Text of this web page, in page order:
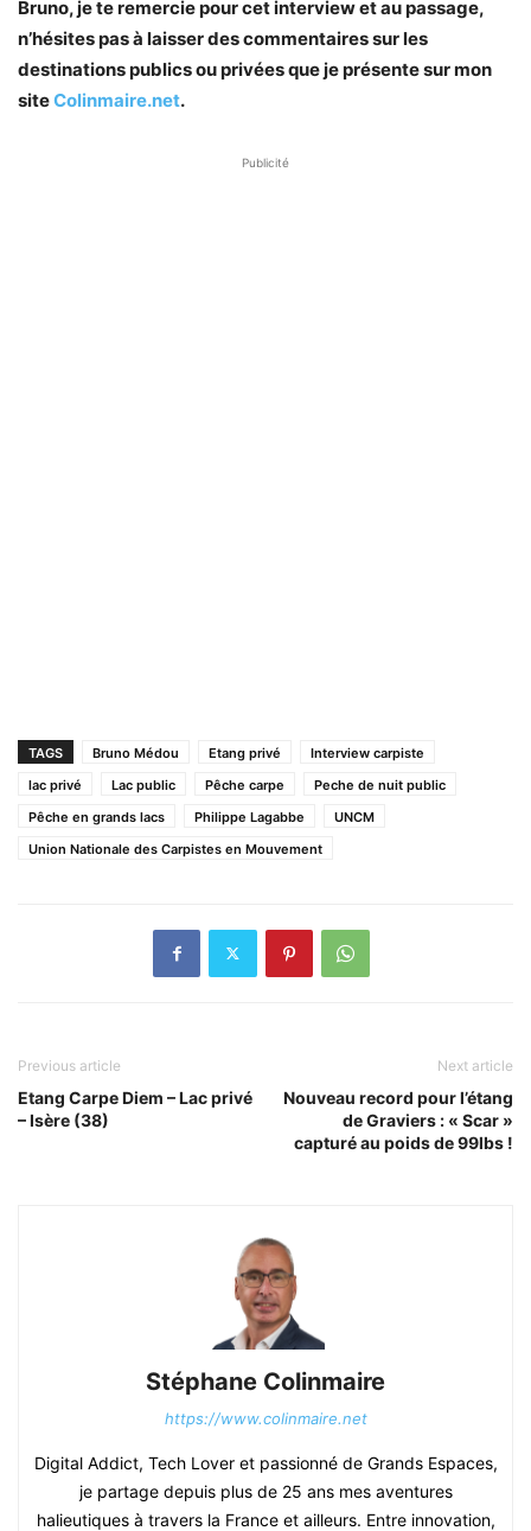
Bruno, je te remercie pour cet interview et au passage,
n’hésites pas à laisser des commentaires sur les
destinations publics ou privées que je présente sur mon
siteColinmaire.net.
Publicité
TAGS Bruno Médou Etang privé
Interview carpiste
lac privé
Lac public Pêche carpe
Peche de nuit public
Pêche en grands lacs
Philippe Lagabbe
UNCM
Union Nationale des Carpistes en Mouvement
Previous article
Etang Carpe Diem – Lac privé
– Isère (38)
Next article
Nouveau record pour l’étang
de Graviers : « Scar »
capturé au poids de 99lbs !
Stéphane Colinmaire
https://www.colinmaire.net
Digital Addict, Tech Lover et passionné de Grands Espaces,
je partage depuis plus de 25 ans mes aventures
halieutiques à travers la France et ailleurs. Entre innovation,